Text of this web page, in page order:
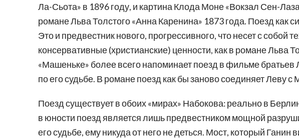
Ла-Сьота» в 1896 году, и картина Клода Моне «Вокзал Сен-
романе Льва Толстого «Анна Каренина» 1873 года. Поезд как
Это и предвестник нового, прогрессивного, что несет с собой
консервативные (христианские) ценности, как в романе Льва
«Машеньке» более всего напоминает поезд в фильме
по его судьбе. В романе поезд как бы заново соединяет Леву
Поезд существует в обоих «мирах» Набокова: реально в
в юности поезд является лишь предвестником мощной
его судьбе, ему никуда от него не деться. Мост, который